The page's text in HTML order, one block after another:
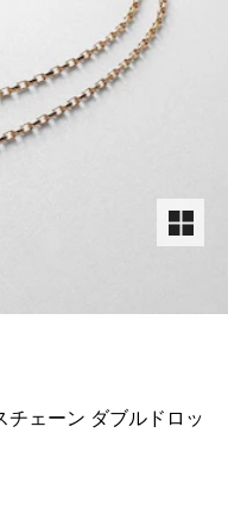
チェーン ダブルドロッ